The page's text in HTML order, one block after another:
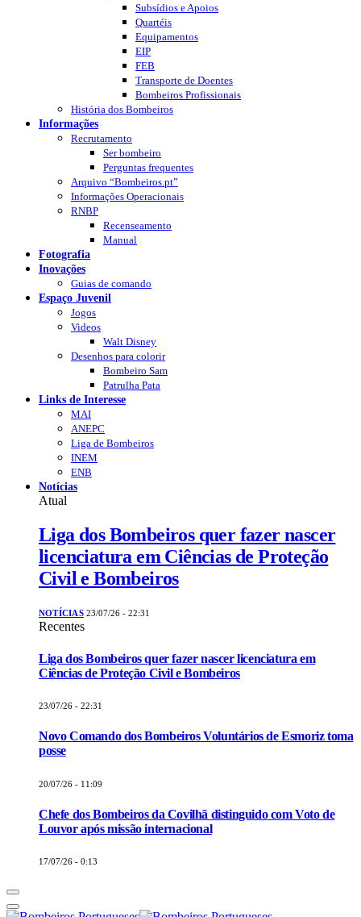
Subsídios e Apoios
Quartéis
Equipamentos
EIP
FEB
Transporte de Doentes
Bombeiros Profissionais
História dos Bombeiros
Informações
Recrutamento
Ser bombeiro
Perguntas frequentes
Arquivo “Bombeiros.pt”
Informações Operacionais
RNBP
Recenseamento
Manual
Fotografia
Inovações
Guias de comando
Espaço Juvenil
Jogos
Videos
Walt Disney
Desenhos para colorir
Bombeiro Sam
Patrulha Pata
Links de Interesse
MAI
ANEPC
Liga de Bombeiros
INEM
ENB
Notícias
Atual
Liga dos Bombeiros quer fazer nascer
licenciatura em Ciências de Proteção
Civil e Bombeiros
NOTÍCIAS 23/07/26 - 22:31
Recentes
Liga dos Bombeiros quer fazer nascer licenciatura em
Ciências de Proteção Civil e Bombeiros
23/07/26 - 22:31
Novo Comando dos Bombeiros Voluntários de Esmoriz toma
posse
20/07/26 - 11:09
Chefe dos Bombeiros da Covilhã distinguido com Voto de
Louvor após missão internacional
17/07/26 - 0:13